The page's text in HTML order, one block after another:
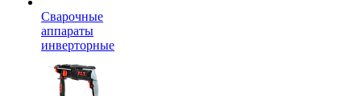
Сварочные
аппараты
инверторные